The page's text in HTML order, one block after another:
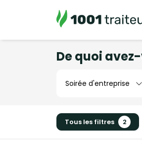
De quoi
Tous les filtres 2